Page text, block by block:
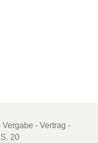
- Vertrag -
20